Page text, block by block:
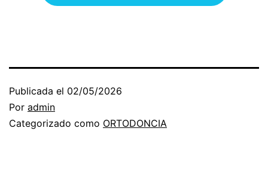
Publicada el 02/05/2026
Por admin
Categorizado como ORTODONCIA